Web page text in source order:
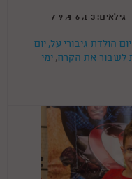
גילאים: 1-3, 4-6, 7-9
יום הולדת גיבורי על, יום
לשבור את הקרח, ימי